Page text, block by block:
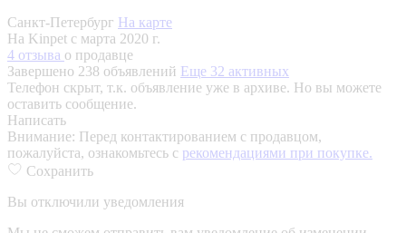
Санкт-Петербург На карте
На Kinpet c марта 2020 г.
4 отзыва о продавце
Завершено 238 объявлений Еще 32 активных
Телефон скрыт, т.к. объявление уже в архиве. Но вы можете
оставить сообщение.
Написать
Внимание: Перед контактированием с продавцом,
пожалуйста, ознакомьтесь с рекомендациями при покупке.
Сохранить
Вы отключили уведомления